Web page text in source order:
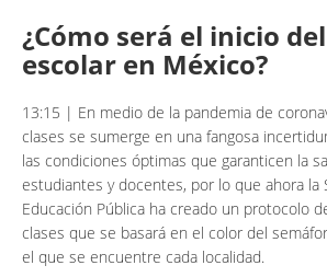
¿Cómo será el inicio
escolar en México?
13:15 | En medio de la pandemia de
clases se sumerge en una fangosa
las condiciones óptimas que garanticen la
estudiantes y docentes, por lo que ahora la
Educación Pública ha creado un protocolo
clases que se basará en el color del
el que se encuentre cada localidad.